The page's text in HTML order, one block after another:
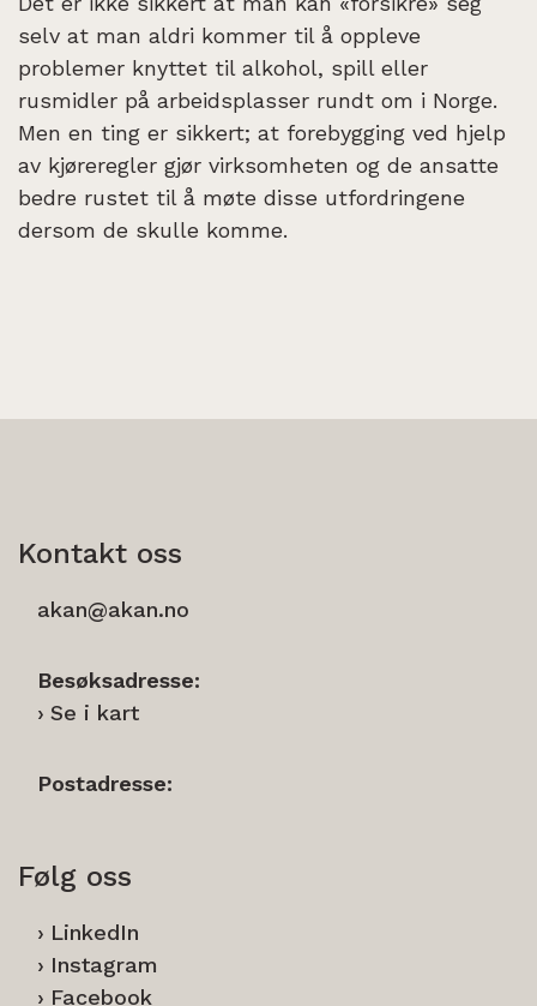
selv at man aldri kommer til å oppleve
problemer knyttet til alkohol, spill eller
rusmidler på arbeidsplasser rundt om i Norge.
Men en ting er sikkert; at forebygging ved hjelp
av kjøreregler gjør virksomheten og de ansatte
bedre rustet til å møte disse utfordringene
dersom de skulle komme.
Kontakt oss
akan@akan.no
Besøksadresse:
Se i kart
Postadresse:
Følg oss
LinkedIn
Instagram
Facebook